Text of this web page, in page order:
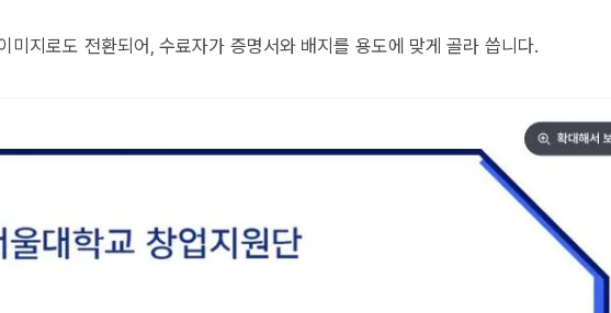
미지로도 전환되어, 수료자가 증명서와 배지를 용도에 맞게 골라 씁니다.